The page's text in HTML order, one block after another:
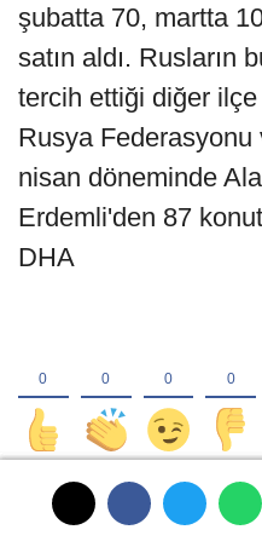
şubatta 70, martta
satın aldı. Rusların
tercih ettiği diğer
Rusya Federasyonu
nisan döneminde
Erdemli'den 87
DHA